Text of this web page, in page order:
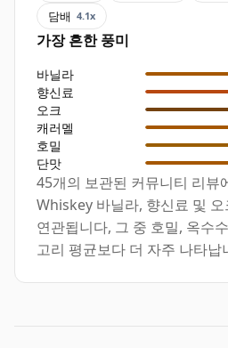
담배 4.1x
가장 흔한 풍미
바닐라
향신료
오크
캐러멜
호밀
단맛
45개의 보관된 커뮤니티 리
Whiskey 바닐라, 향신료 및
연관됩니다, 그 중 호밀, 옥수
고리 평균보다 더 자주 나타납